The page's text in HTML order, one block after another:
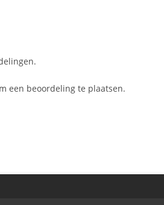
een beoordeling te plaatsen.